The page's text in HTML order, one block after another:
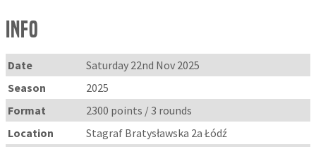
Info
Date
Saturday 22nd Nov 2025
Season
2025
Format
2300 points / 3 rounds
Location
Stagraf Bratysławska 2a Łódź